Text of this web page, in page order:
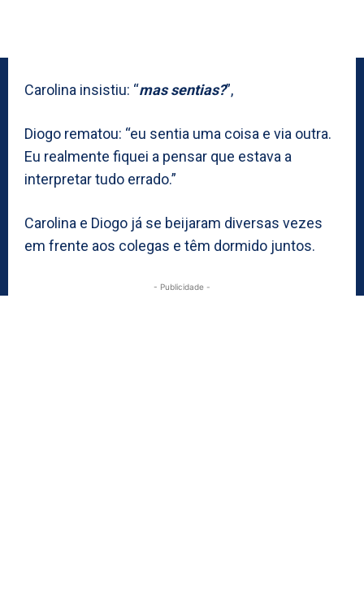
Carolina insistiu: “mas sentias?”,
Diogo rematou: “eu sentia uma coisa e via outra.
Eu realmente fiquei a pensar que estava a
interpretar tudo errado.”
Carolina e Diogo já se beijaram diversas vezes
em frente aos colegas e têm dormido juntos.
- Publicidade -